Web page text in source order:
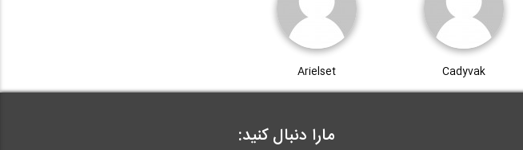
Cadyvak
Arielset
مارا دنبال کنید: